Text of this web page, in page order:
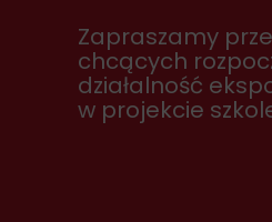
Zapraszamy
chcących
działalność
w projekcie